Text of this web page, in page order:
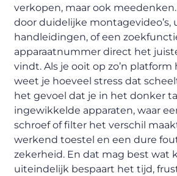
verkopen, maar ook
door duidelijke montagevideo’s,
handleidingen, of een
apparaatnummer direct het
vindt. Als je ooit op zo’n
weet je hoeveel stress dat
het gevoel dat je in het donker
ingewikkelde apparaten, waar
schroef of filter het verschil
werkend toestel en een dure
zekerheid. En dat mag best wat
uiteindelijk bespaart het tijd,